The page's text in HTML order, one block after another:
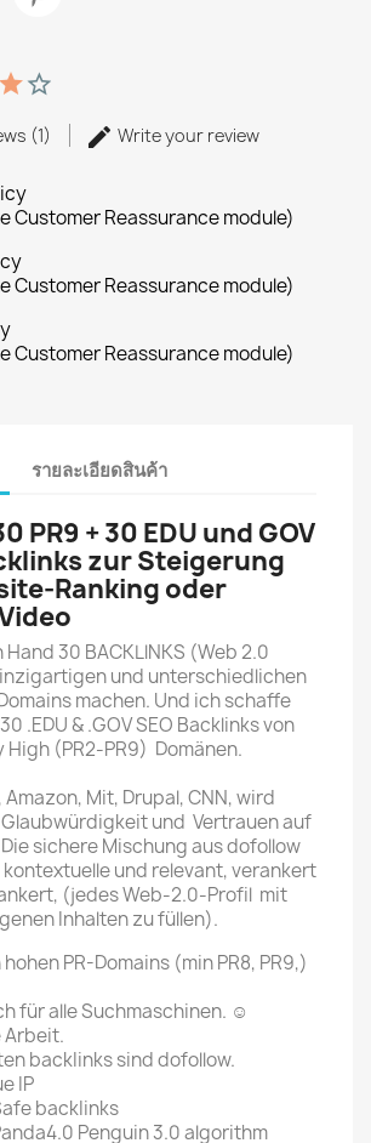
(1) Write your review
Customer Reassurance module)
Customer Reassurance module)
Customer Reassurance module)
รายละเอียดสินค้า
PR9 + 30 EDU und GOV
zur Steigerung
Ranking oder
30 BACKLlNKS (Web 2.0
und unterschiedlichen
machen. Und ich schaffe
.EDU & .GOV SEO Backlinks von
High (PR2-PR9) Domänen.
Mit, Drupal, CNN, wird
und Vertrauen auf
sichere Mischung aus dofollow
und relevant, verankert
(jedes Web-2.0-Profil mit
Inhalten zu füllen).
PR-Domains (min PR8, PR9,)
für alle Suchmaschinen. ☺
Arbeit.
backIinks sind dofollow.
IP
backIinks
Penguin 3.0 algorithm